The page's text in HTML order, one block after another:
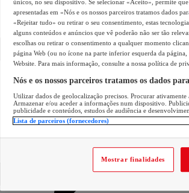
únicos, no seu dispositivo. Se selecionar «Aceito», permite
apresentadas em «Nós e os nossos parceiros tratamos dados
«Rejeitar tudo» ou retirar o seu consentimento, estas
alguns conteúdos e anúncios que vê poderão não ser tão
escolhas ou retirar o consentimento a qualquer momento
página Web (ou no ícone na parte inferior esquerda da página,
Website. Para mais informação, consulte a nossa política de
Nós e os nossos parceiros tratamos os dados
Utilizar dados de geolocalização precisos. Procurar
Armazenar e/ou aceder a informações num dispositivo.
publicidade e conteúdos, estudos de audiência e
Lista de parceiros (fornecedores)
Mostrar finalidades